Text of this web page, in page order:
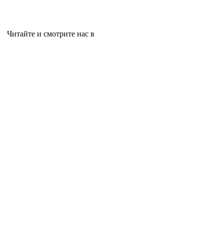
Читайте и смотрите нас в